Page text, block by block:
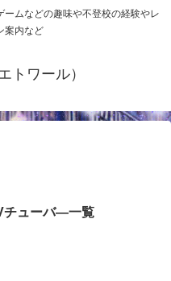
ムなどの趣味や不登校の経験やレ
案内など
トワール）
チューバ―一覧